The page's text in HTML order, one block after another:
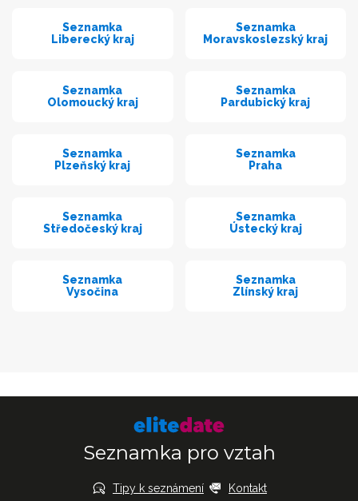
Seznamka
Liberecký kraj
Seznamka
Moravskoslezský kraj
Seznamka
Olomoucký kraj
Seznamka
Pardubický kraj
Seznamka
Plzeňský kraj
Seznamka
Praha
Seznamka
Středočeský kraj
Seznamka
Ústecký kraj
Seznamka
Vysočina
Seznamka
Zlínský kraj
Seznamka pro vztah
Tipy k seznámení Kontakt